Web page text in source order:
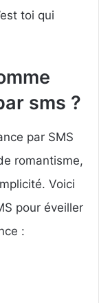
toi qui
sms ?
par SMS
romantisme,
Voici
pour éveiller
: